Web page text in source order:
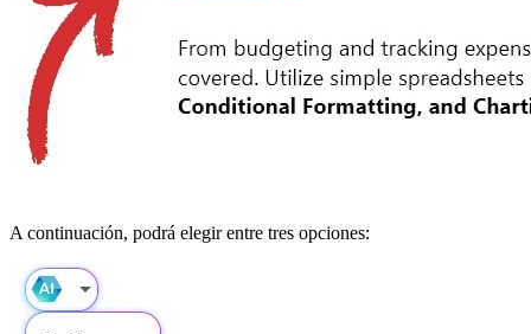
A continuación, podrá elegir entre tres opciones: